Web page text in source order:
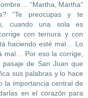
“Martha, Martha”
“Te preocupas y te
cuando una sola es
con ternura y con
haciendo esté mal… Lo
mal… Por eso la corrige,
de San Juan que
sus palabras y lo hace
la importancia central de
en el corazón para